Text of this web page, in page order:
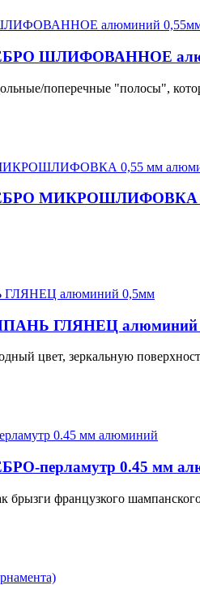
ШЛИФОВАННОЕ
поперечные "полосы",
МИКРОШЛИФОВКА
ГЛЯНЕЦ алюминий
цвет, зеркальную
перламутр 0.45 мм
брызги французкого